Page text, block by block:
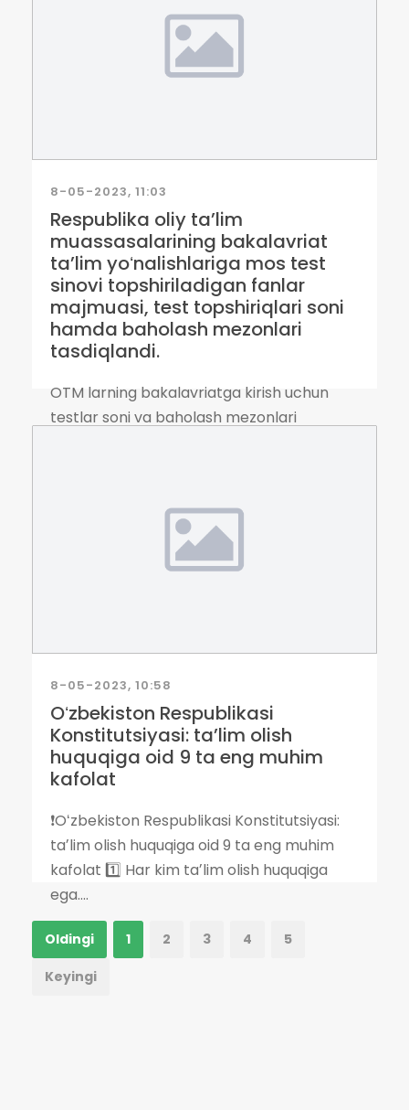
8-05-2023, 11:03
Respublika oliy taʼlim
muassasalarining bakalavriat
taʼlim yoʻnalishlariga mos test
sinovi topshiriladigan fanlar
majmuasi, test topshiriqlari soni
hamda baholash mezonlari
tasdiqlandi.
OTM larning bakalavriatga kirish uchun
testlar soni va baholash mezonlari
8-05-2023, 10:58
Oʻzbekiston Respublikasi
Konstitutsiyasi: taʼlim olish
huquqiga oid 9 ta eng muhim
kafolat
❗️Oʻzbekiston Respublikasi Konstitutsiyasi:
taʼlim olish huquqiga oid 9 ta eng muhim
kafolat 1️⃣ Har kim taʼlim olish huquqiga
ega....
Oldingi 1 2 3 4 5
Keyingi